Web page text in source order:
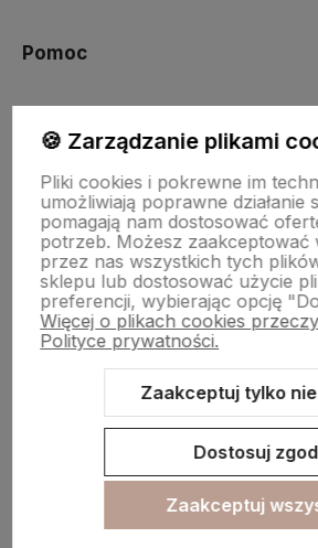
Pomoc
NASZE PRODUKTY
Moje konto
Płatności i dostawa
Informacje
🍪 Zarządzanie plikami
Pliki cookies i pokrewne im
umożliwiają poprawne działanie
pomagają nam dostosować
potrzeb. Możesz zaakceptować
przez nas wszystkich tych
sklepu lub dostosować użycie
preferencji, wybierając opcję
Więcej o plikach cookies
Polityce prywatności.
Zaakceptuj tylko
Dostosuj
Zaakceptuj